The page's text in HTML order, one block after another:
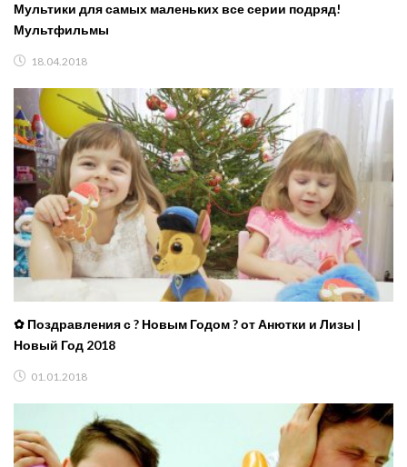
Мультики для самых маленьких все серии подряд!
Мультфильмы
18.04.2018
✿ Поздравления с ? Новым Годом ? от Анютки и Лизы |
Новый Год 2018
01.01.2018